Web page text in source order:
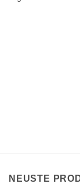
NEUSTE